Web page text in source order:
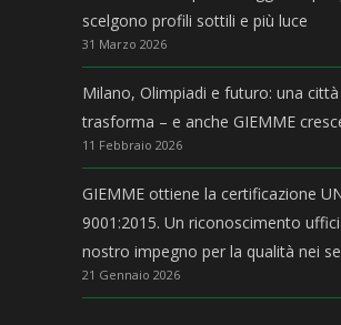
scelgono profili sottili e più luce
31 Marzo 2026
Milano, Olimpiadi e futuro: una città
trasforma – e anche GIEMME
11 Febbraio 2026
GIEMME ottiene la certificazione
9001:2015. Un riconoscimento
nostro impegno per la qualità nei
21 Gennaio 2026